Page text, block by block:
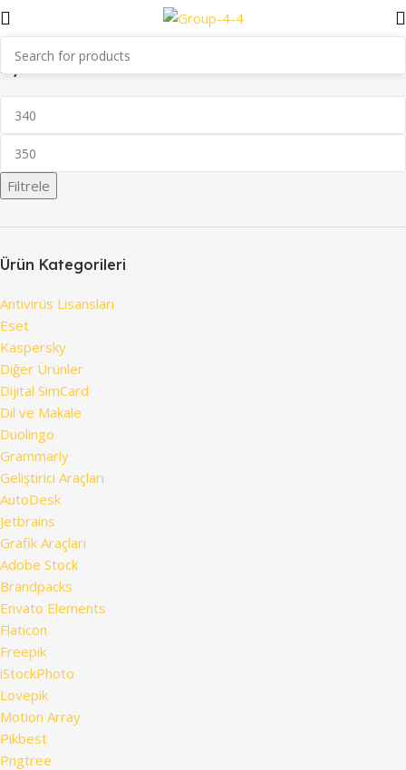
Ana Sayfa Antivirüs Lisansları Kaspersky
Fiyata Göre Filtrele
Filtrele
Ürün Kategorileri
Antivirüs Lisansları
Eset
Kaspersky
Diğer Ürünler
Dijital SimCard
Dil ve Makale
Duolingo
Grammarly
Geliştirici Araçları
AutoDesk
Jetbrains
Grafik Araçları
Adobe Stock
Brandpacks
Envato Elements
Flaticon
Freepik
iStockPhoto
Lovepik
Motion Array
Pikbest
Pngtree